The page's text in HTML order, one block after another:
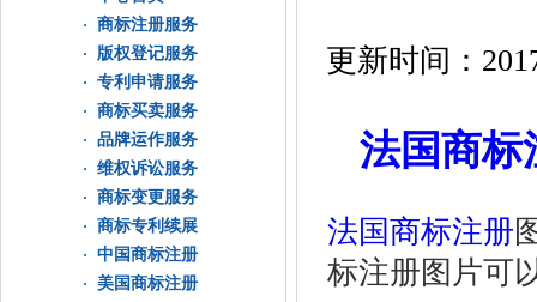
商标注册服务
版权登记服务
专利申请服务
商标买卖服务
品牌运作服务
维权诉讼服务
商标变更服务
商标专利续展
中国商标注册
美国商标注册
更新时间：
法国商标
法国商标注册
标注册图片可